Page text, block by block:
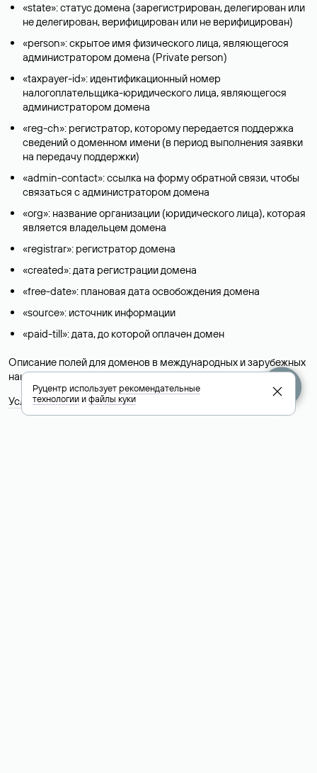
«state»: статус домена (зарегистрирован, делегирован или
не делегирован, верифицирован или не верифицирован)
«person»: скрытое имя физического лица, являющегося
администратором домена (Privatе person)
«taxpayer-id»: идентификационный номер
налогоплательщика-юридического лица, являющегося
администратором домена
«reg-ch»: регистратор, которому передается поддержка
сведений о доменном имени (в период выполнения заявки
на передачу поддержки)
«admin-contact»: ссылка на форму обратной связи, чтобы
связаться с администратором домена
«org»: название организации (юридического лица), которая
является владельцем домена
«registrar»: регистратор домена
«created»: дата регистрации домена
«free-date»: плановая дата освобождения домена
«source»: источник информации
«paid-till»: дата, до которой оплачен домен
Описание полей для доменов в международных и зарубежных
национальных доменах представлены в разделе «Помощь».
Условия использования Whois-сервиса
Руцентр используетрекомендательные
технологииифайлы куки